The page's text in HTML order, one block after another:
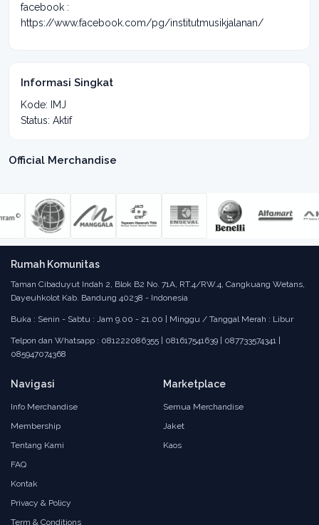
facebook :
https://www.facebook.com/pg/institutmusikjalanan/
Informasi Singkat
Kode: IMJ
Status: Aktif
Official Merchandise
Rumah Komunitas
Taman Cibaduyut Indah 2, Blok B2 No. 71A, RT.4/RW.4, Cangkuang Wetans,
Dayeuhkolot Kab. Bandung 40238 - Indonesia
Buka : Senin - Sabtu : Jam 9.00 - 21.00 | Minggu / Tanggal Merah : Libur
Telpon dan Whatsapp : 081222086355 | 081617541639 | 087733574341 |
085947074368
Navigasi
Info Merchandise
Membership
Tentang Kami
FAQ
Kontak
Privacy & Policy
Term & Conditions
Marketplace
Semua Merchandise
Jaket
Kaos